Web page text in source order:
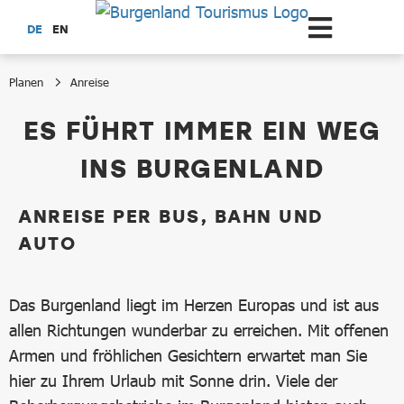
Zum Hauptinhalt springen
DE EN
Planen Anreise
AnreiseES FÜHRT IMMER EIN WEG
INS BURGENLAND
ANREISE PER BUS, BAHN UND
AUTO
Das Burgenland liegt im Herzen Europas und ist aus
allen Richtungen wunderbar zu erreichen. Mit offenen
Armen und fröhlichen Gesichtern erwartet man Sie
hier zu Ihrem Urlaub mit Sonne drin. Viele der